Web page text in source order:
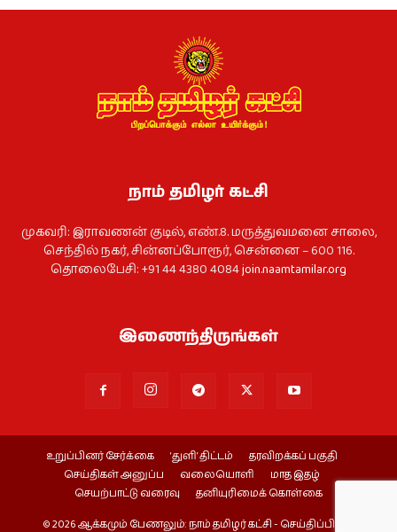
நாம் தமிழர் கட்சி
முகவரி: இராவணன் குடில், எண்.8. மருத்துவமனை சாலை,
செந்தில் நகர், சின்னப்போரூர், சென்னை – 600 116.
தொலைபேசி: +91 44 4380 4084join.naamtamilar.org
இணைந்திருங்கள்
உறுப்பினர் சேர்க்கை ‘துளி’ திட்டம்
தரவிறக்கப் பகுதி
செய்திகள் அனுப்ப
வலையொளி
மாத இதழ்
செயற்பாட்டு வரைவு
தனியுரிமைக் கொள்கை
© 2026 ஆக்கமும் பேணலும்: நாம் தமிழர் கட்சி - செய்திப்பிரிவு